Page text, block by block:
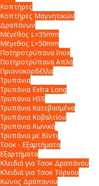
Κοπτήρες
Κοπτήρες Μαγνητικών
Δραπάνων
Μέγεθος L=35mm
Μέγεθος L=50mm
Ποτηροτρύπανα Inox
Ποτηροτρύπανα Απλά
Πριονοκορδέλλα
Τρυπάνια
Τρυπάνια Extra Long
Τρυπάνια HSS
Τρυπάνια Κατεβασμένα
Τρυπάνια Κοβαλτίου
Τρυπάνια Κωνικά
Τρυπάνια με Βίντι
Τσοκ - Εξαρτήματα
Εξαρτήματα
Κλειδιά για Τσοκ Δραπάνου
Κλειδιά για Τσοκ Τόρνου
Κώνος Δράπανου